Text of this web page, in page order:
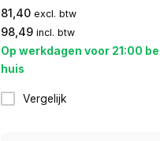
81,40 excl. btw
98,49 incl. btw
Op werkdagen voor 21:00
huis
Vergelijk